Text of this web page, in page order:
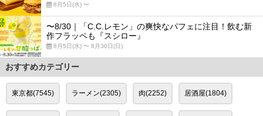
8月5日(水) 〜
〜8/30｜「C.C.レモン」の爽快なパフェに注目！飲む新
作フラッペも『スシロー』
8月5日(水) 〜 8月30日(日)
おすすめカテゴリー
東京都(7545) ラーメン(2305) 肉(2252) 居酒屋(1804)